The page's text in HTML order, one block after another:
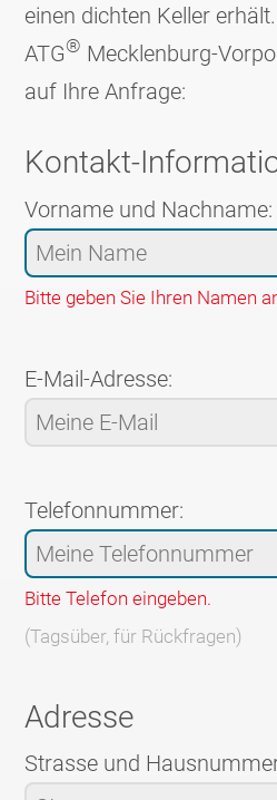
einen dichten Keller
ATG® Mecklen­burg-
auf Ihre Anfrage:
Kontakt-
Vorname und Nachname:
Bitte geben Sie Ihren Namen
E-Mail-Adresse:
Telefonnummer:
Bitte Telefon eingeben.
(Tagsüber, für Rückfragen)
Adresse
Strasse und